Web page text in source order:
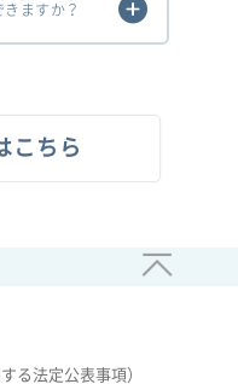
ますか？
こちら
る法定公表事項）